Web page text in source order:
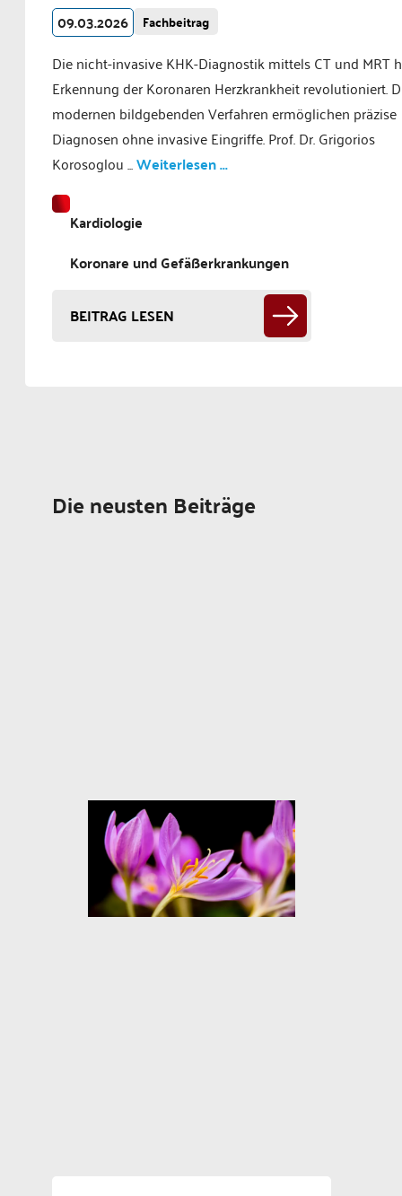
09.03.2026 Fachbeitrag
Die nicht-invasive KHK-Diagnostik mittels CT und MRT
Erkennung der Koronaren Herzkrankheit revolutioniert.
modernen bildgebenden Verfahren ermöglichen präzise
Diagnosen ohne invasive Eingriffe. Prof. Dr. Grigorios
Korosoglou ...Weiterlesen ...
Kardiologie
Koronare und Gefäßerkrankungen
BEITRAG LESEN
Die neusten Beiträge